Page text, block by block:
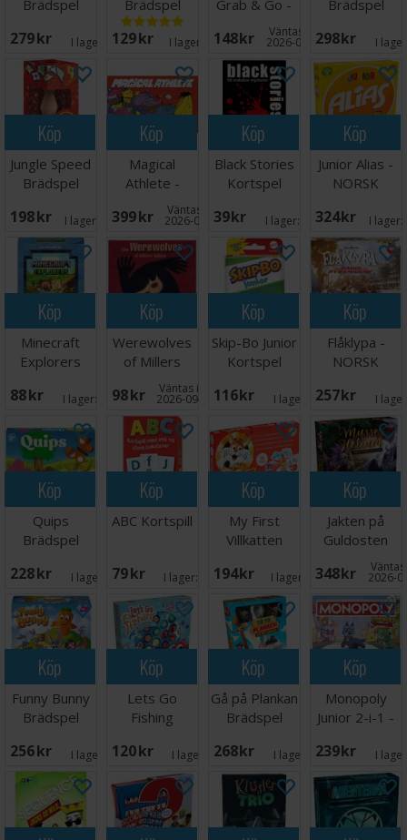
Brädspel
279 SEK I lager:
Brädspel
129 SEK I lager: 16
Grab & Go -
Reseutgåva
148 SEK Väntas in:
2026-08-27
Brädspel
298 SEK I
Köp
Jungle Speed
Brädspel
198 SEK I lager: 20+
Köp
Magical
Athlete -
NORSK
399 SEK Väntas in:
2026-09-30
Köp
Black Stories
Kortspel
39 SEK I lager:
Köp
Junior Alias -
NORSK
324 SEK I lager:
Köp
Minecraft
Explorers
88 SEK I lager:
Köp
Werewolves
of Millers
Hollow
Brädspel
98 SEK Väntas in:
2026-09-15
Köp
Skip-Bo Junior
Kortspel
116 SEK I lager: 3
Köp
Flåklypa -
NORSK
257 SEK I
Köp
Quips
Brädspel
228 SEK I lager:
Köp
ABC Kortspill
79 SEK I lager:
Köp
My First
Villkatten
194 SEK I lager: 11
Köp
Jakten på
Guldosten
Brädspel
348 SEK 2026-
Köp
Funny Bunny
Brädspel
256 SEK I lager:
Köp
Lets Go
Fishing
120 SEK I lager: 1
Köp
Gå på Plankan
Brädspel
268 SEK I lager: 7
Köp
Monopoly
Junior 2-i-1 -
239 SEK I